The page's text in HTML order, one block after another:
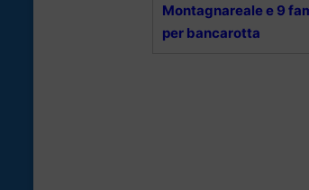
Montagnareale e 9
per bancarotta